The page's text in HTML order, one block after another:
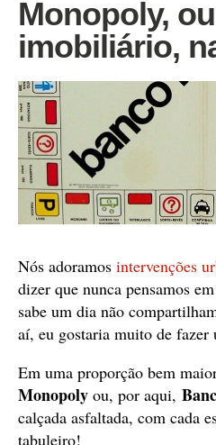
Monopoly,
imobiliário,
Nós adoramos intervenções
dizer que nunca pensamos
sabe um dia não
aí, eu gostaria muito de fazer
Em uma proporção bem
Monopoly ou, por aqui,
calçada asfaltada, com cada
tabuleiro!